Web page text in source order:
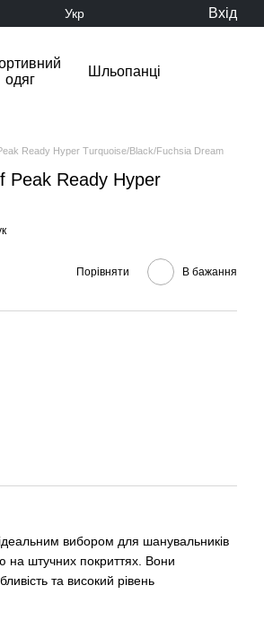
Укр Вхід
одяг
Шльопанці
Ready Hyper Turquoise/Black/Fuchsia Dream
Peak Ready Hyper
Порівняти В бажання
вибором для шанувальників
на штучних покриттях. Вони
та високий рівень